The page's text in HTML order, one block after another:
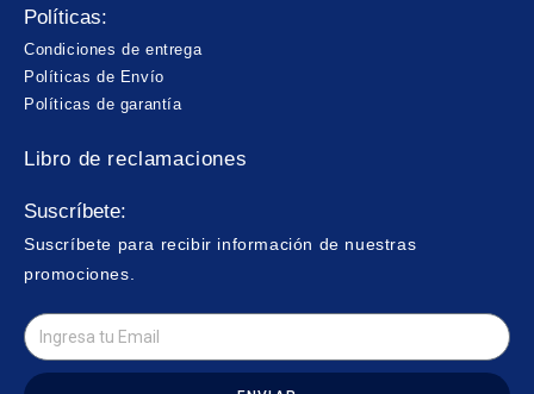
Políticas:
Condiciones de entrega
Políticas de Envío
Políticas de garantía
Libro de reclamaciones
Suscríbete:
Suscríbete para recibir información de nuestras
promociones.